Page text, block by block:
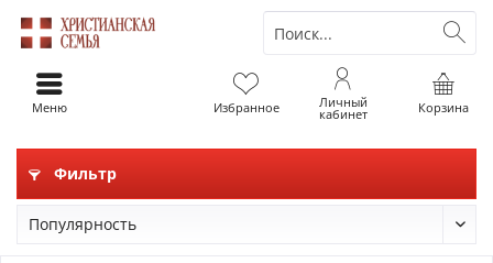
Корзина
Избранное Личный
кабинет
Меню
Фильтр